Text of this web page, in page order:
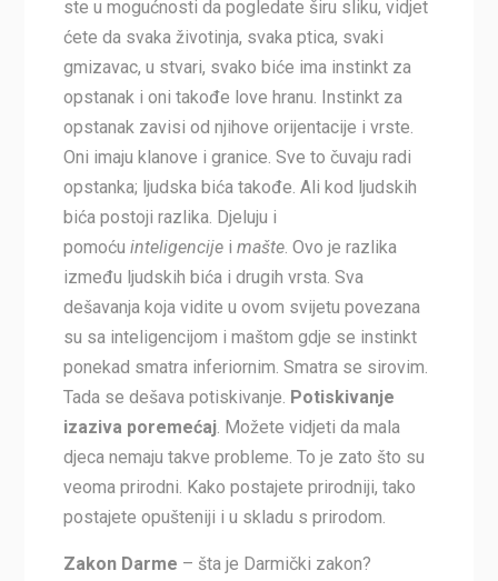
ste u mogućnosti da pogledate širu sliku, vidjet
ćete da svaka životinja, svaka ptica, svaki
gmizavac, u stvari, svako biće ima instinkt za
opstanak i oni takođe love hranu. Instinkt za
opstanak zavisi od njihove orijentacije i vrste.
Oni imaju klanove i granice. Sve to čuvaju radi
opstanka; ljudska bića takođe. Ali kod ljudskih
bića postoji razlika. Djeluju i
pomoću inteligencijei mašte. Ovo je razlika
između ljudskih bića i drugih vrsta. Sva
dešavanja koja vidite u ovom svijetu povezana
su sa inteligencijom i maštom gdje se instinkt
ponekad smatra inferiornim. Smatra se sirovim.
Tada se dešava potiskivanje. Potiskivanje
izaziva poremećaj. Možete vidjeti da mala
djeca nemaju takve probleme. To je zato što su
veoma prirodni. Kako postajete prirodniji, tako
postajete opušteniji i u skladu s prirodom.
Zakon Darme – šta je Darmički zakon?